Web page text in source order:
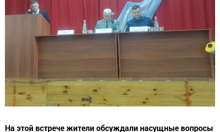
На этой встрече жители обсуждали насущные вопросы